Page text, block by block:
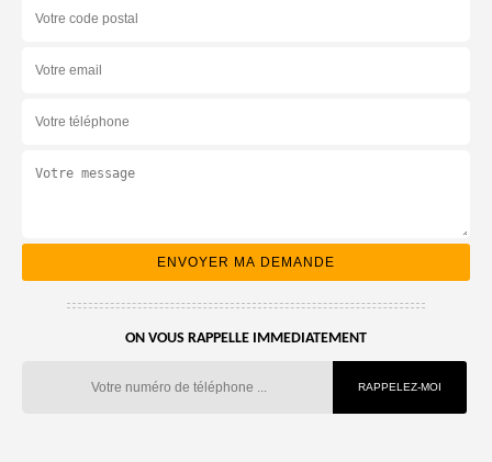
ON VOUS RAPPELLE IMMEDIATEMENT